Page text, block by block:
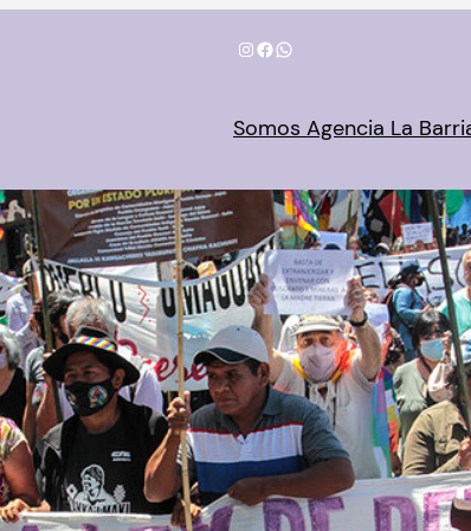
Instagram
Facebook
WhatsApp
Somos Agencia La